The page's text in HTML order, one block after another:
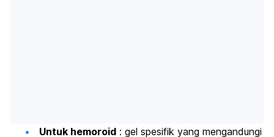
Untuk hemoroid : gel spesifik yang mengandungi